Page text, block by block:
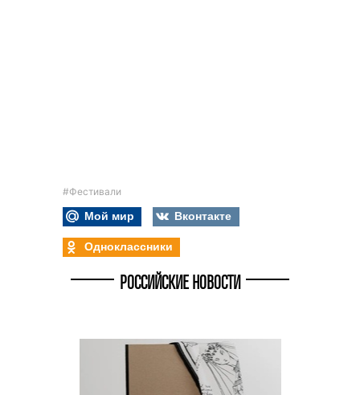
#Фестивали
Мой мир
Вконтакте
Одноклассники
РОССИЙСКИЕ НОВОСТИ